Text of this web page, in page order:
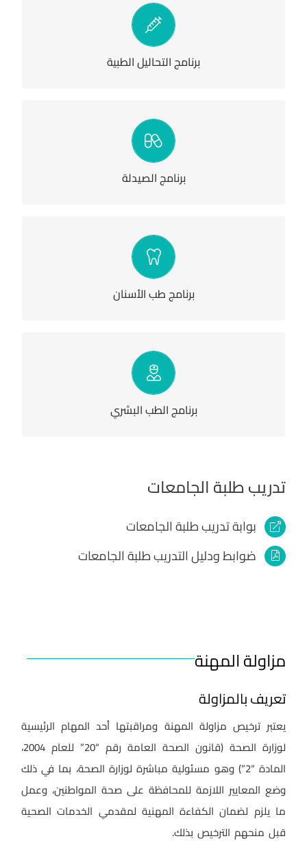
برنامج التحاليل الطبية
وُضع برنامج التحاليل الطبية لضمان إكساب خريجي التحاليل الطبية
المهارات اللازمة للعمل وهو تدريب الزامي لخريجي التحاليل الطبية
ومدته ثلاثة أشهر ، وأحد الشروط الأساسية للحصول على إجازة مزاولة
للتسجيل
برنامج الصيدلة
وُضع هذا البرنامج لضمان إكساب خريجي كليات الصيدلة المهارات
اللازمة للعمل وهو تدريب الزامي لخريجي الصيدلة ومدته ستة أشهر،
وأحد الشروط الأساسية للحصول على إجازة مزاولة المهنة في فلسطين.
للتسجيل
برنامج طب الأسنان
هو برنامج تدريبي إلزامي لخريجي طب وجراحة الفم و الأسنان ، ومدته
12 شهراً، وتُقضى في التدريب الإكلينيكي ولا يعتبر الخريج مؤهلاً
للجلوس لامتحان مزاولة مهنة طب الأسنان إلا بعد إتمامه تلك الفترة
للتسجيل
برنامج الطب البشري
وتُقضى في التدريب الإكلينيكي ولا يعتبر الخريج مؤهلاً للجلوس
لامتحان مزاولة مهنة الطب إلا بعد إتمامه تلك الفترة بنجاح.
للتسجيل
تدريب طلبة الجامعات
بوابة تدريب طلبة الجامعات
ضوابط ودليل التدريب طلبة الجامعات
مزاولة المهنة
تعريف بالمزاولة
يعتبر ترخيص مزاولة المهنة ومراقبتها أحد المهام الرئيسية
لوزارة الصحة (قانون الصحة العامة رقم “20” للعام 2004،
المادة “2”) وهو مسئولية مباشرة لوزارة الصحة، بما في ذلك
وضع المعايير اللازمة للمحافظة على صحة المواطنين، وعمل
ما يلزم لضمان الكفاءة المهنية لمقدمي الخدمات الصحية
قبل منحهم الترخيص بذلك.